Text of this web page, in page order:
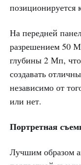
позиционируется
На передней
разрешением 50
глубины 2 Мп, что
создавать
независимо от
или нет.
Портретная
Лучшим образом